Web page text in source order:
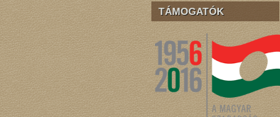
TÁMOGATÓK